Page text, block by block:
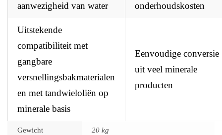
aanwezigheid van water
onderhoudskosten
Uitstekende
compatibiliteit met
gangbare
versnellingsbakmaterialen
en met tandwieloliën op
minerale basis
Eenvoudige conversie
uit veel minerale
producten
Gewicht 20 kg